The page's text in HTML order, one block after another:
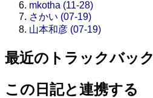
mkotha (11-28)
さかい (07-19)
山本和彦 (07-19)
最近のトラックバック
この日記と連携する